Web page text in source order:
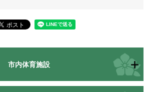
市内体育施設